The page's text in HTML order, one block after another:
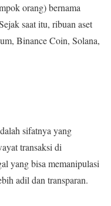
orang) bernama
saat itu, ribuan aset
Binance Coin, Solana,
sifatnya yang
transaksi di
yang bisa memanipulasi
adil dan transparan.